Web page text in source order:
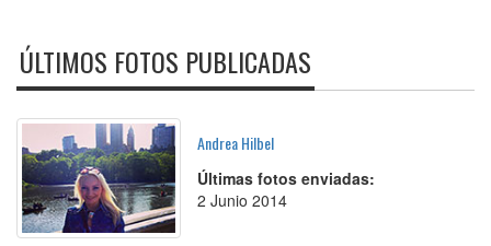
ÚLTIMOS FOTOS PUBLICADAS
Andrea Hilbel
Últimas fotos enviadas:
2 Junio 2014